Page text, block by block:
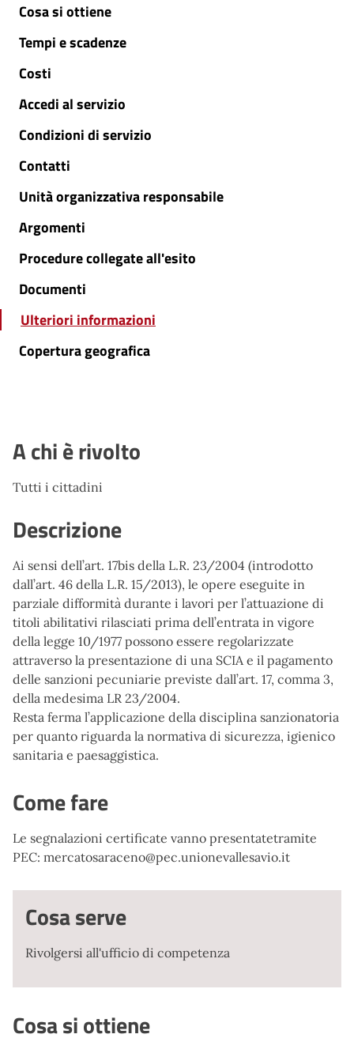
Cosa si ottiene
Tempi e scadenze
Costi
Accedi al servizio
Condizioni di servizio
Contatti
Unità organizzativa responsabile
Argomenti
Procedure collegate all'esito
Documenti
Ulteriori informazioni
Copertura geografica
A chi è rivolto
Tutti i cittadini
Descrizione
Ai sensi dell’art. 17bis della L.R. 23/2004 (introdotto
dall’art. 46 della L.R. 15/2013), le opere eseguite in
parziale difformità durante i lavori per l’attuazione di
titoli abilitativi rilasciati prima dell’entrata in vigore
della legge 10/1977 possono essere regolarizzate
attraverso la presentazione di una SCIA e il pagamento
delle sanzioni pecuniarie previste dall’art. 17, comma 3,
della medesima LR 23/2004.
Resta ferma l’applicazione della disciplina sanzionatoria
per quanto riguarda la normativa di sicurezza, igienico
sanitaria e paesaggistica.
Come fare
Le segnalazioni certificate vanno presentatetramite
PEC: mercatosaraceno@pec.unionevallesavio.it
Cosa serve
Rivolgersi all'ufficio di competenza
Cosa si ottiene